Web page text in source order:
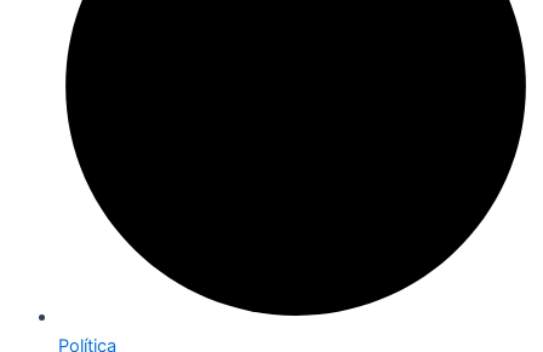
Política